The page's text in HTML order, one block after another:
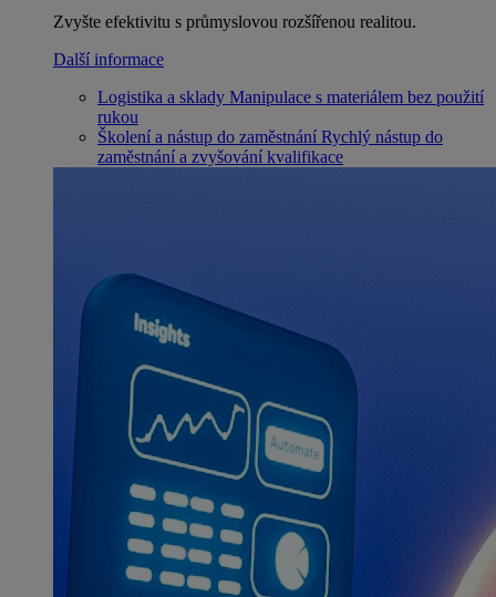
Zvyšte efektivitu s průmyslovou rozšířenou realitou.
Další informace
Logistika a sklady Manipulace s materiálem bez použití
rukou
Školení a nástup do zaměstnání Rychlý nástup do
zaměstnání a zvyšování kvalifikace